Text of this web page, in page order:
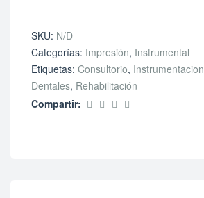
SKU: N/D
Categorías: Impresión, Instrumental
Etiquetas: Consultorio, Instrumentacion
Dentales, Rehabilitación
Compartir: